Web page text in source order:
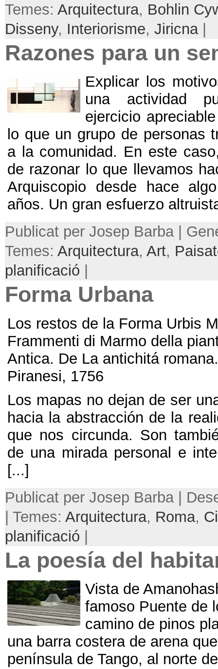
Temes: Arquitectura, Bohlin
Disseny, Interiorisme, Jiricna|
Razones para un
Explicar los
una actividad
ejercicio
lo que un grupo de personas
a la comunidad. En este caso
de razonar lo que llevamos
Arquiscopio desde hace
años. Un gran esfuerzo
Publicat per Josep Barba |
Temes: Arquitectura, Art,
planificació
Forma Urbana
Los restos de la Forma Urbis
Frammenti di Marmo della
Antica. De La antichitá romana
Piranesi, 1756
Los mapas no dejan de ser
hacia la abstracción de la
que nos circunda. Son
de una mirada personal e
[...]
Publicat per Josep Barba |
| Temes: Arquitectura, Roma,
planificació |
La poesía del
Vista de
famoso Puente de
camino de pinos
una barra costera de arena
península de Tango, al norte